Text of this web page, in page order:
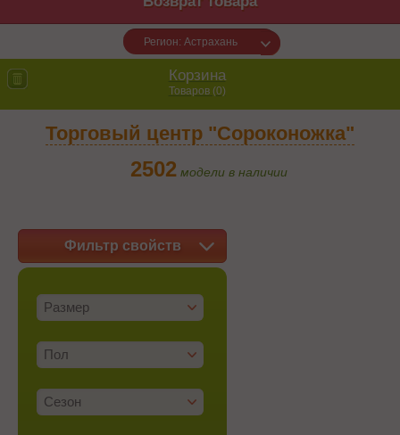
Регион: Астрахань
Корзина
Товаров (0)
Торговый центр "Сороконожка"
2502 модели в наличии
Фильтр свойств
Размер
Пол
Сезон